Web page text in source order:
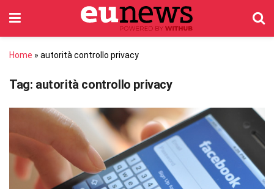
Home » autorità controllo privacy
Tag: autorità controllo privacy